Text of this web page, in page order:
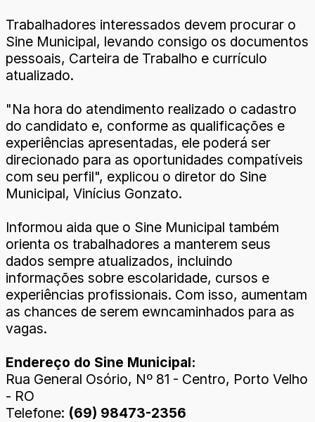
Trabalhadores interessados devem procurar o
Sine Municipal, levando consigo os documentos
pessoais, Carteira de Trabalho e currículo
atualizado.
"Na hora do atendimento realizado o cadastro
do candidato e, conforme as qualificações e
experiências apresentadas, ele poderá ser
direcionado para as oportunidades compatíveis
com seu perfil", explicou o diretor do Sine
Municipal, Vinícius Gonzato.
Informou aida que o Sine Municipal também
orienta os trabalhadores a manterem seus
dados sempre atualizados, incluindo
informações sobre escolaridade, cursos e
experiências profissionais. Com isso, aumentam
as chances de serem ewncaminhados para as
vagas.
Endereço do Sine Municipal:
Rua General Osório, Nº 81 - Centro, Porto Velho
- RO
Telefone: (69) 98473-2356